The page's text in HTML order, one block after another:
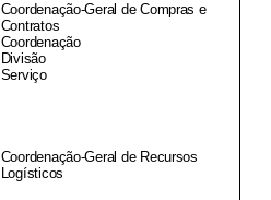
Coordenação-Geral de Compras e
Contratos
Coordenação
Divisão
Serviço
Coordenação-Geral de Recursos
Logísticos